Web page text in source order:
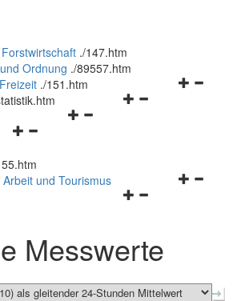
./147.htm
Ordnung ./89557.htm
Navigationsmenü
./151.htm
Navigationsmenü
Navigationsmenü
und
schließen
Navigationsmenü
schließen
und Tourismus
Messwerte